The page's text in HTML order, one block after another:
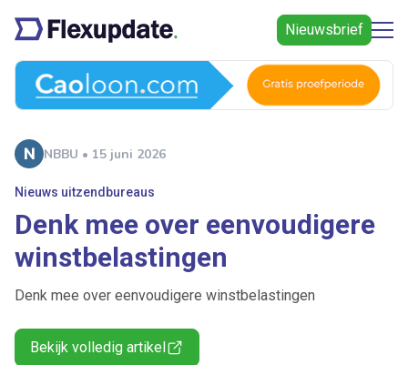
Nieuwsbrief
NBBU • 15 juni 2026
Nieuws uitzendbureaus
Denk mee over eenvoudigere
winstbelastingen
Denk mee over eenvoudigere winstbelastingen
Bekijk volledig artikel